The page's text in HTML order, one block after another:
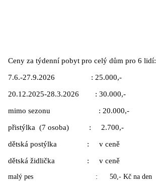
Ceny za týdenní pobyt pro celý dům pro 6 lidí:
7.6.-27.9.2026 : 25.000,-
20.12.2025-28.3.2026 : 30.000,-
mimo sezonu : 20.000,-
přistýlka (7 osoba) : 2.700,-
dětská postýlka : v ceně
dětská židlička : v ceně
malý pes : 50,- Kč na den